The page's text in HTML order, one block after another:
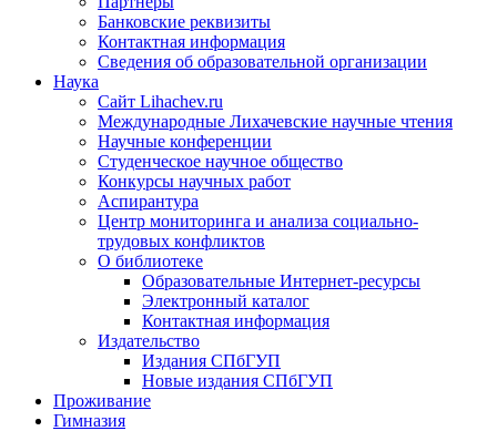
Банковские реквизиты
Контактная информация
Сведения об образовательной организации
Наука
Сайт Lihachev.ru
Международные Лихачевские научные чтения
Научные конференции
Студенческое научное общество
Конкурсы научных работ
Аспирантура
Центр мониторинга и анализа социально-
трудовых конфликтов
О библиотеке
Образовательные Интернет-ресурсы
Электронный каталог
Контактная информация
Издательство
Издания СПбГУП
Новые издания СПбГУП
Проживание
Гимназия